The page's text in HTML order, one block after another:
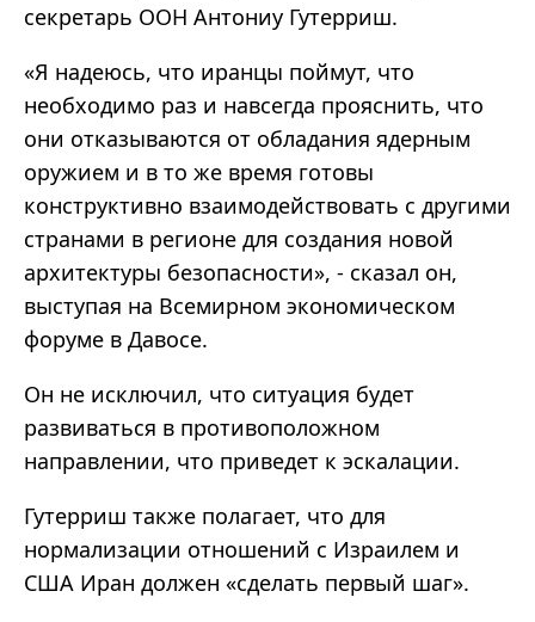
секретарь ООН Антониу Гутерриш.
«Я надеюсь, что иранцы поймут, что
необходимо раз и навсегда прояснить, что
они отказываются от обладания ядерным
оружием и в то же время готовы
конструктивно взаимодействовать с другими
странами в регионе для создания новой
архитектуры безопасности», - сказал он,
выступая на Всемирном экономическом
форуме в Давосе.
Он не исключил, что ситуация будет
развиваться в противоположном
направлении, что приведет к эскалации.
Гутерриш также полагает, что для
нормализации отношений с Израилем и
США Иран должен «сделать первый шаг».